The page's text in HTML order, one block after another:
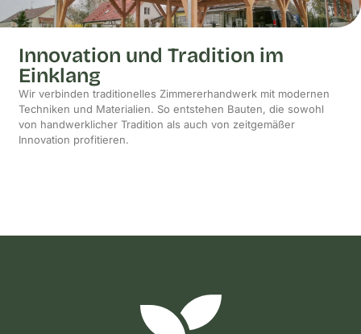
Innovation und Tradition im
Einklang
Wir verbinden traditionelles Zimmererhandwerk mit modernen
Techniken und Materialien. So entstehen Bauten, die sowohl
von handwerklicher Tradition als auch von zeitgemäßer
Innovation profitieren.